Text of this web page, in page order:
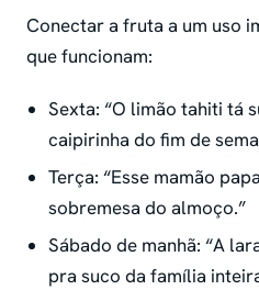
Conectar a fruta a um uso
que funcionam:
Sexta: “O limão tahiti tá
caipirinha do fim de
Terça: “Esse mamão
sobremesa do almoço.”
Sábado de manhã: “A
pra suco da família